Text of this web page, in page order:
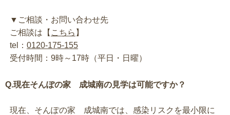
▼ご相談・お問い合わせ先
ご相談は【 こちら 】
tel： 0120-175-155
受付時間：9時～17時（平日・日曜）
Q.現在そんぽの家 成城南の見学は可能ですか？
現在、そんぽの家 成城南では、感染リスクを最小限に